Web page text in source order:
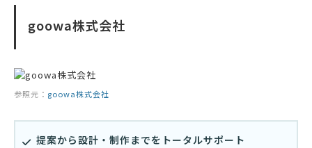
goowa株式会社
参照元： goowa株式会社
提案から設計・制作までをトータルサポート